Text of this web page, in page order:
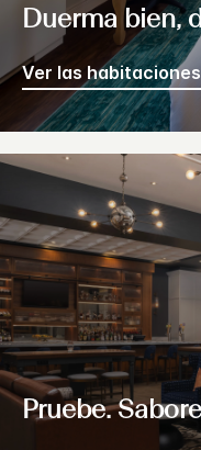
Duerma bien,
Ver las habitaciones
Pruebe.